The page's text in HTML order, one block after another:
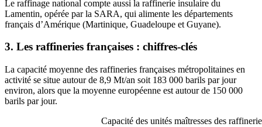
Le raffinage national compte aussi la raffinerie insulaire du
Lamentin, opérée par la SARA, qui alimente les départements
français d’Amérique (Martinique, Guadeloupe et Guyane).
3. Les raffineries françaises : chiffres-clés
La capacité moyenne des raffineries françaises métropolitaines en
activité se situe autour de 8,9 Mt/an soit 183 000 barils par jour
environ, alors que la moyenne européenne est autour de 150 000
barils par jour.
Capacité des unités maîtresses des